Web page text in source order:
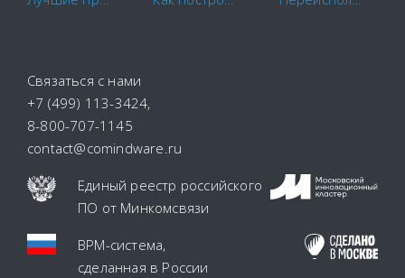
Связаться с нами
+7 (499) 113-3424,
8-800-707-1145
contact@comindware.ru
Единый реестр российского
ПО от Минкомсвязи
BPM-система,
сделанная в России